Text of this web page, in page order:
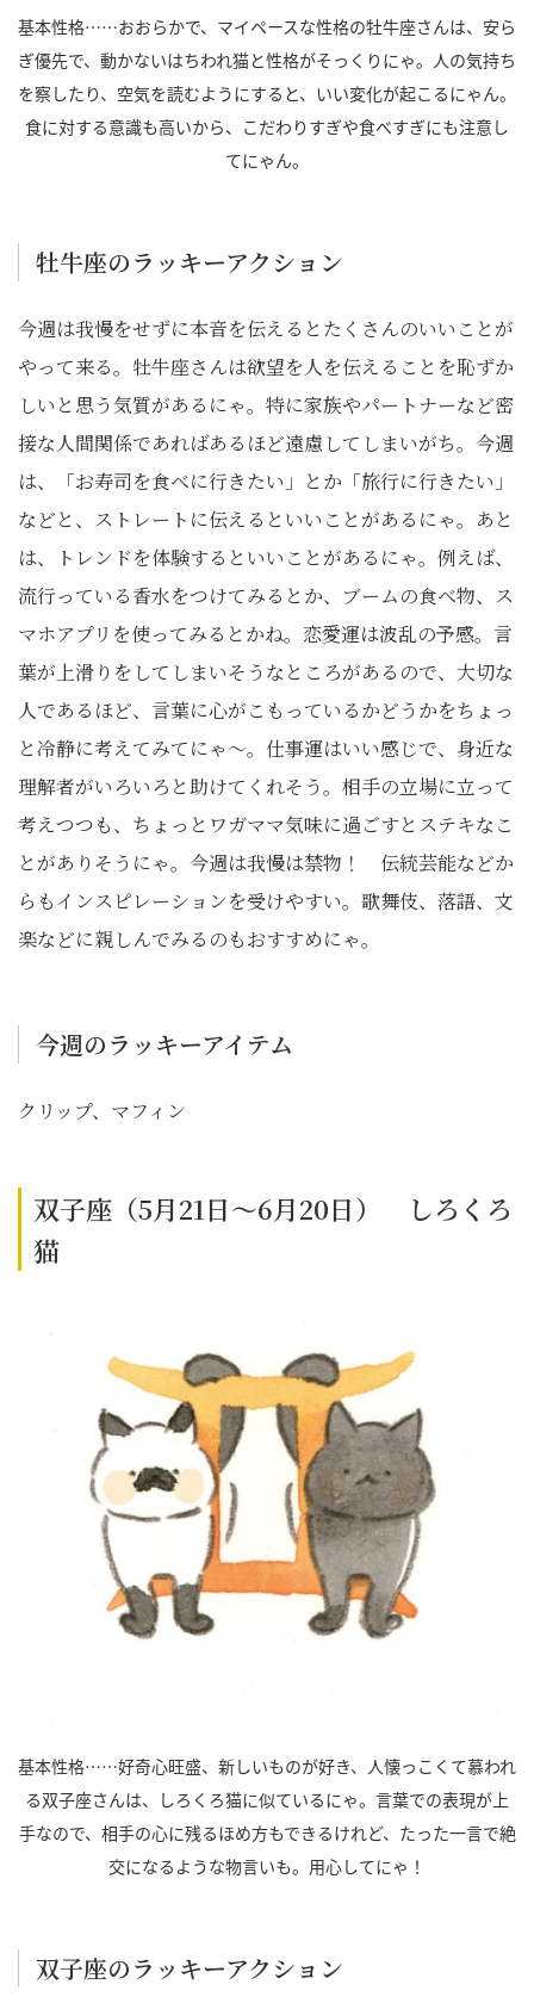
基本性格……おおらかで、マイペースな性格の牡牛座さんは、安ら
ぎ優先で、動かないはちわれ猫と性格がそっくりにゃ。人の気持ち
を察したり、空気を読むようにすると、いい変化が起こるにゃん。
食に対する意識も高いから、こだわりすぎや食べすぎにも注意し
てにゃん。
牡牛座のラッキーアクション
今週は我慢をせずに本音を伝えるとたくさんのいいことが
やって来る。牡牛座さんは欲望を人を伝えることを恥ずか
しいと思う気質があるにゃ。特に家族やパートナーなど密
接な人間関係であればあるほど遠慮してしまいがち。今週
は、「お寿司を食べに行きたい」とか「旅行に行きたい」
などと、ストレートに伝えるといいことがあるにゃ。あと
は、トレンドを体験するといいことがあるにゃ。例えば、
流行っている香水をつけてみるとか、ブームの食べ物、ス
マホアプリを使ってみるとかね。恋愛運は波乱の予感。言
葉が上滑りをしてしまいそうなところがあるので、大切な
人であるほど、言葉に心がこもっているかどうかをちょっ
と冷静に考えてみてにゃ～。仕事運はいい感じで、身近な
理解者がいろいろと助けてくれそう。相手の立場に立って
考えつつも、ちょっとワガママ気味に過ごすとステキなこ
とがありそうにゃ。今週は我慢は禁物！ 伝統芸能などか
らもインスピレーションを受けやすい。歌舞伎、落語、文
楽などに親しんでみるのもおすすめにゃ。
今週のラッキーアイテム
クリップ、マフィン
双子座（5月21日～6月20日） しろくろ
猫
基本性格……好奇心旺盛、新しいものが好き、人懐っこくて慕われ
る双子座さんは、しろくろ猫に似ているにゃ。言葉での表現が上
手なので、相手の心に残るほめ方もできるけれど、たった一言で絶
交になるような物言いも。用心してにゃ！
双子座のラッキーアクション